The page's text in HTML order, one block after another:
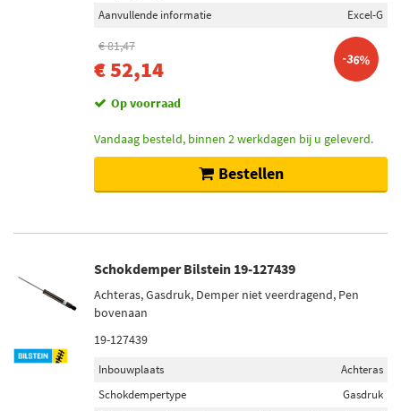
Aanvullende informatie
Excel-G
€ 81,47
€ 52,14 -36%
Op voorraad
Vandaag besteld, binnen 2 werkdagen bij u geleverd.
Bestellen
Schokdemper Bilstein 19-127439
Achteras, Gasdruk, Demper niet veerdragend, Pen
bovenaan
19-127439
Inbouwplaats
Achteras
Schokdempertype
Gasdruk